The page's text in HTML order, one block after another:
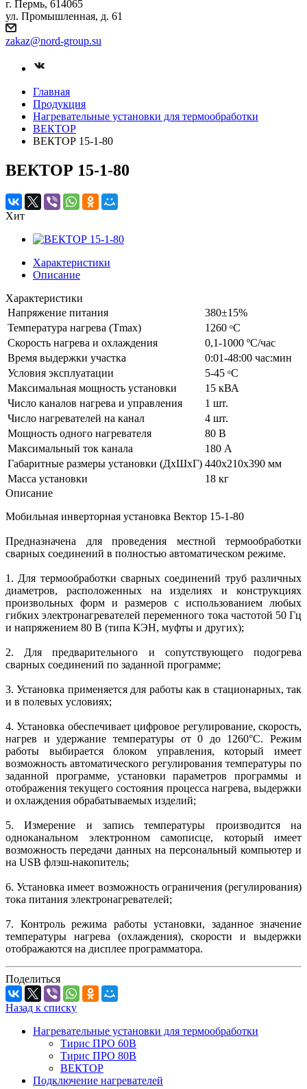
г. Пермь, 614065
ул. Промышленная, д. 61
zakaz@nord-group.su
Главная
Продукция
Нагревательные установки для термообработки
ВЕКТОР
ВЕКТОР 15-1-80
ВЕКТОР 15-1-80
Хит
Характеристики
Описание
Характеристики
Напряжение питания
380±15%
Температура нагрева (Tmax)
1260 ᵒС
Скорость нагрева и охлаждения
0,1-1000 ºС/час
Время выдержки участка
0:01-48:00 час:мин
Условия эксплуатации
5-45 ᵒС
Максимальная мощность установки
15 кВА
Число каналов нагрева и управления
1 шт.
Число нагревателей на канал
4 шт.
Мощность одного нагревателя
80 В
Максимальный ток канала
180 А
Габаритные размеры установки (ДхШхГ) 440х210х390 мм
Масса установки
18 кг
Описание
Мобильная инверторная установка Вектор 15-1-80
Предназначена для проведения местной термообработки
сварных соединений в полностью автоматическом режиме.
1. Для термообработки сварных соединений труб различных
диаметров, расположенных на изделиях и конструкциях
произвольных форм и размеров с использованием любых
гибких электронагревателей переменного тока частотой 50 Гц
и напряжением 80 В (типа КЭН, муфты и других);
2. Для предварительного и сопутствующего подогрева
сварных соединений по заданной программе;
3. Установка применяется для работы как в стационарных, так
и в полевых условиях;
4. Установка обеспечивает цифровое регулирование, скорость,
нагрев и удержание температуры от 0 до 1260°С. Режим
работы выбирается блоком управления, который имеет
возможность автоматического регулирования температуры по
заданной программе, установки параметров программы и
отображения текущего состояния процесса нагрева, выдержки
и охлаждения обрабатываемых изделий;
5. Измерение и запись температуры производится на
одноканальном электронном самописце, который имеет
возможность передачи данных на персональный компьютер и
на USB флэш-накопитель;
6. Установка имеет возможность ограничения (регулирования)
тока питания электронагревателей;
7. Контроль режима работы установки, заданное значение
температуры нагрева (охлаждения), скорости и выдержки
отображаются на дисплее программатора.
Поделиться
Назад к списку
Нагревательные установки для термообработки
Тирис ПРО 60В
Тирис ПРО 80В
ВЕКТОР
Подключение нагревателей